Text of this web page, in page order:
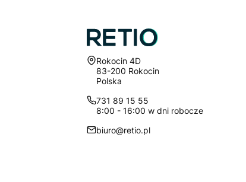
Adres:
Rokocin 4D
83-200 Rokocin
Polska
731 89 15 55
8:00 - 16:00 w dni robocze
biuro@retio.pl